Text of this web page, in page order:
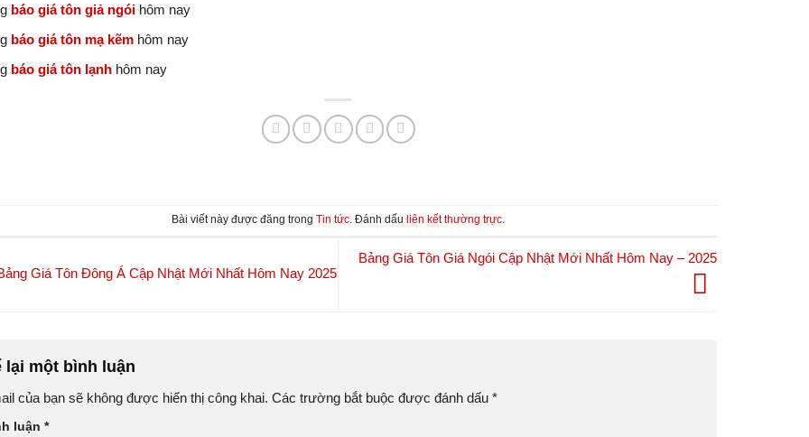
báo giá tôn giả ngóihôm nay
báo giá tôn mạ kẽmhôm nay
báo giá tôn lạnhhôm nay
Bài viết này được đăng trong Tin tức. Đánh dấu liên kết thường trực.
Giá Tôn Đông Á Cập Nhật Mới Nhất Hôm Nay 2025
Bảng Giá Tôn Giá Ngói Cập Nhật Mới Nhất Hôm Nay – 2025
lại một bình luận
của bạn sẽ không được hiển thị công khai. Các trường bắt buộc được đánh dấu *
luận *